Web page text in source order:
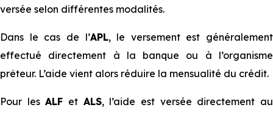
versée selon différentes modalités.
Dans le cas de l’APL, le versement est généralement
effectué directement à la banque ou à l’organisme
prêteur. L’aide vient alors réduire la mensualité du crédit.
Pour lesALF et ALS, l’aide est versée directement au